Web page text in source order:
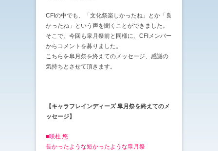
CFIの中でも、「文化祭楽しかったね」とか「良
かったね」という声を聞くことができました。
そこで、今回も皐月祭前と同様に、CFIメンバー
からコメントを募りました。
こちらを皐月祭を終えてのメッセージ、感謝の
気持ちとさせて頂きます。
【キャラフレインディーズ 皐月祭を終えてのメ
ッセージ】
■咲杜 悠
長かったような短かったような皐月祭